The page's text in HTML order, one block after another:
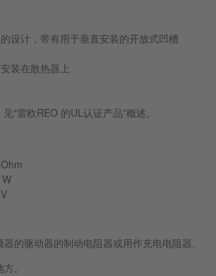
设计，带有用于垂直安装的开放式凹槽
装在散热器上
“雷欧REO 的UL认证产品”概述。
的驱动器的制动电阻器或用作充电电阻器。
。